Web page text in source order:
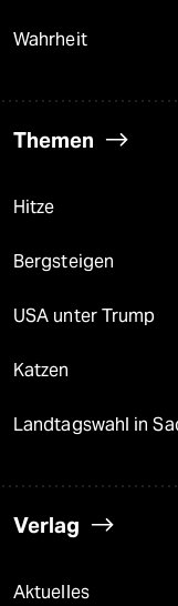
Wahrheit
Themen
Hitze
Bergsteigen
USA unter Trump
Katzen
Landtagswahl in
Verlag
Aktuelles